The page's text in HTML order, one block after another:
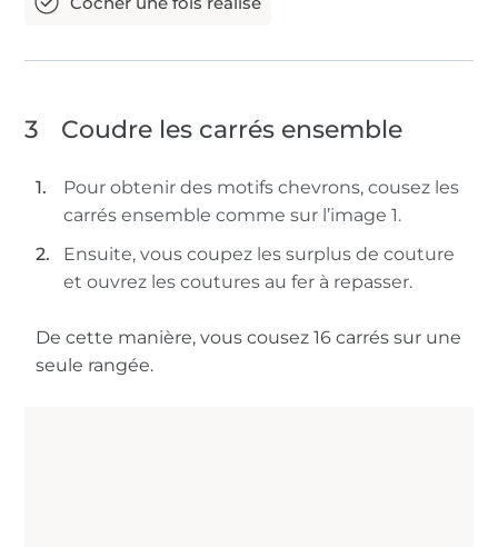
3 Coudre les carrés ensemble
Pour obtenir des motifs chevrons, cousez les
carrés ensemble comme sur l’image 1.
Ensuite, vous coupez les surplus de couture
et ouvrez les coutures au fer à repasser.
De cette manière, vous cousez 16 carrés sur une
seule rangée.